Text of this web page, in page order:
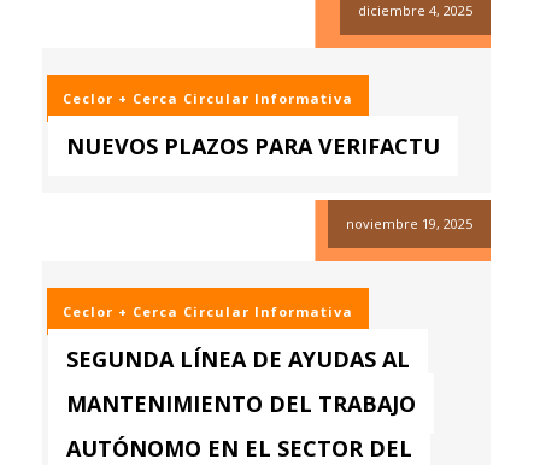
diciembre 4, 2025
Ceclor + Cerca Circular Informativa
NUEVOS PLAZOS PARA VERIFACTU
noviembre 19, 2025
Ceclor + Cerca Circular Informativa
SEGUNDA LÍNEA DE AYUDAS AL
MANTENIMIENTO DEL TRABAJO
AUTÓNOMO EN EL SECTOR DEL